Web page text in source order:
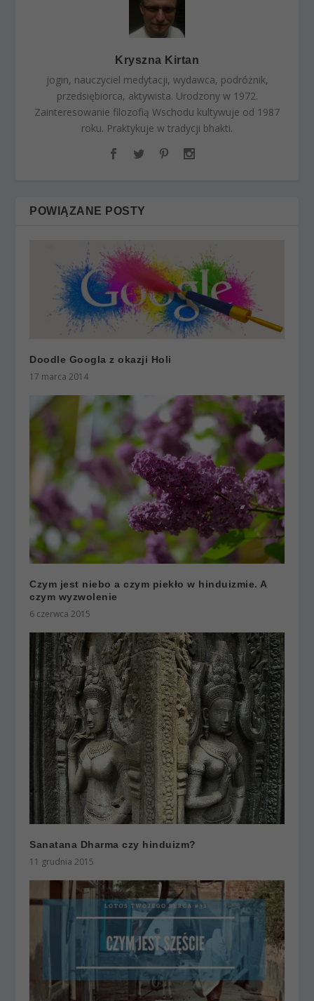
Kryszna Kirtan
jogin, nauczyciel medytacji, wydawca, podróżnik,
przedsiębiorca, aktywista. Urodzony w 1972.
Zainteresowanie filozofią Wschodu kultywuje od 1987
roku. Praktykuje w tradycji bhakti.
POWIĄZANE POSTY
Doodle Googla z okazji Holi
17 marca 2014
Czym jest niebo a czym piekło w hinduizmie. A
czym wyzwolenie
6 czerwca 2015
Sanatana Dharma czy hinduizm?
11 grudnia 2015